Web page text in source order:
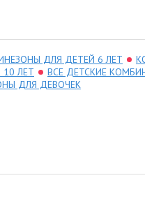
ДЛЯ ДЕТЕЙ 6 ЛЕТ
ЛЕТ ВСЕ ДЕТСКИЕ
ДЛЯ ДЕВОЧЕК